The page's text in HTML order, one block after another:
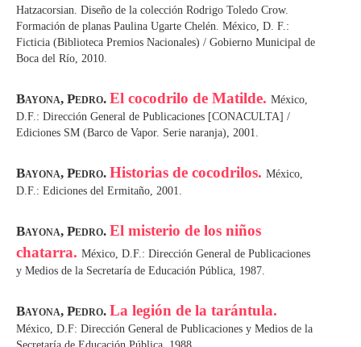
Hatzacorsian. Diseño de la colección Rodrigo Toledo Crow.
Formación de planas Paulina Ugarte Chelén. México, D. F.:
Ficticia (Biblioteca Premios Nacionales) / Gobierno Municipal de
Boca del Río, 2010.
Bayona, Pedro. El cocodrilo de Matilde. México,
D.F.: Dirección General de Publicaciones [CONACULTA] /
Ediciones SM (Barco de Vapor. Serie naranja), 2001.
Bayona, Pedro. Historias de cocodrilos. México,
D.F.: Ediciones del Ermitaño, 2001.
Bayona, Pedro. El misterio de los niños
chatarra. México, D.F.: Dirección General de Publicaciones
y Medios de la Secretaría de Educación Pública, 1987.
Bayona, Pedro. La legión de la tarántula.
México, D.F: Dirección General de Publicaciones y Medios de la